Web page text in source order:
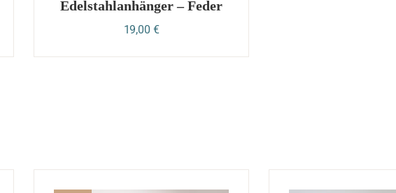
Edelstahlanhänger – Feder
19,00 €